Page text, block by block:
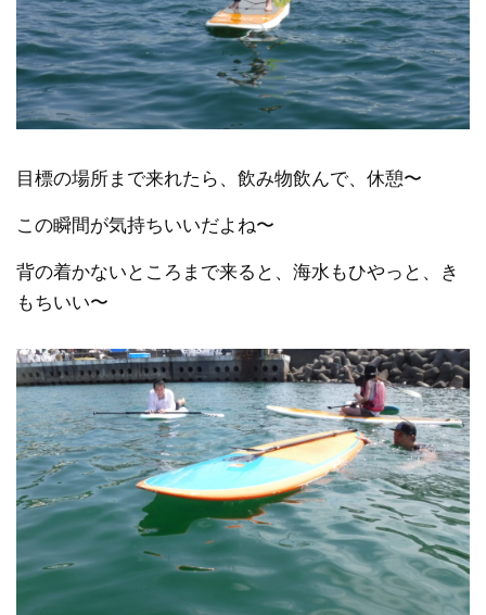
目標の場所まで来れたら、飲み物飲んで、休憩〜
この瞬間が気持ちいいだよね〜
背の着かないところまで来ると、海水もひやっと、き
もちいい〜